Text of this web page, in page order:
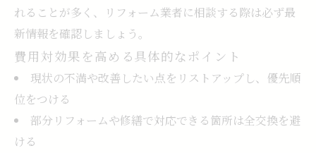
れることが多く、リフォーム業者に相談する際は必ず最
新情報を確認しましょう。
費用対効果を高める具体的なポイント
現状の不満や改善したい点をリストアップし、優先順
位をつける
部分リフォームや修繕で対応できる箇所は全交換を避
ける